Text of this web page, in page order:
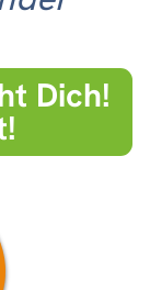
Dich!